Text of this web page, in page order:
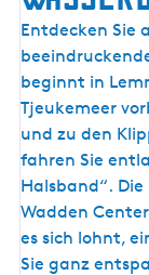
A
u
t
o
r
o
u
t
e
e
Entdecken Sie
beginnt in
Tjeukemeer
und zu den
fahren Sie
Halsband“.
Wadden
es sich lohnt,
Sie ganz